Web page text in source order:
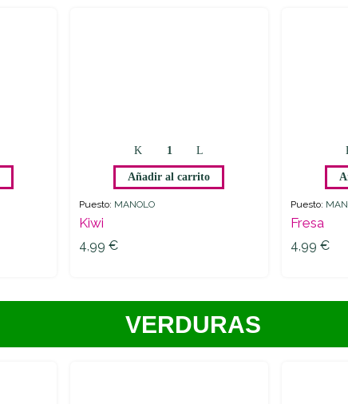
Añadir al carrito
4,99
Puesto: MANOLO
Kiwi
4,99€
4,99€
Puesto:
Fresa
4,99 €
VERDURAS